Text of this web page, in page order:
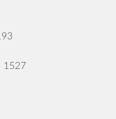
1527